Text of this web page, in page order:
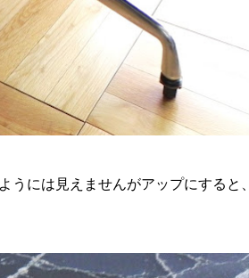
うには見えませんがアップにすると、